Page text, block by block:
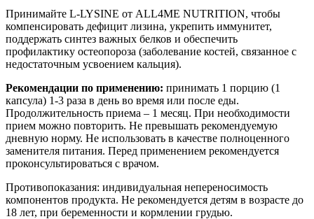
Принимайте L-LYSINE от ALL4ME NUTRITION, чтобы
компенсировать дефицит лизина, укрепить иммунитет,
поддержать синтез важных белков и обеспечить
профилактику остеопороза (заболевание костей, связанное с
недостаточным усвоением кальция).
Рекомендации по применению: принимать 1 порцию (1
капсула) 1-3 раза в день во время или после еды.
Продолжительность приема – 1 месяц. При необходимости
прием можно повторить. Не превышать рекомендуемую
дневную норму. Не использовать в качестве полноценного
заменителя питания. Перед применением рекомендуется
проконсультироваться с врачом.
Противопоказания: индивидуальная непереносимость
компонентов продукта. Не рекомендуется детям в возрасте до
18 лет, при беременности и кормлении грудью.